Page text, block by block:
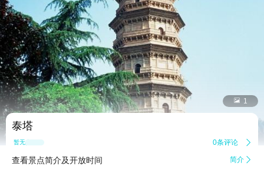
 1
泰塔
暂无点评 0条评论 
查看景点简介及开放时间 简介 
